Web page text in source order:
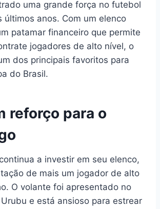
uma grande força no futebol
últimos anos. Com um elenco
patamar financeiro que permite
jogadores de alto nível, o
dos principais favoritos para
do Brasil.
reforço para o
a investir em seu elenco,
de mais um jogador de alto
O volante foi apresentado no
e está ansioso para estrear